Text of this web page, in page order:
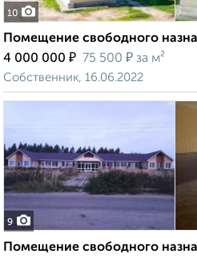
10
Помещение свободного
4 000 000 ₽ 75 500 ₽ за м²
Собственник, 16.06.2022
9
Помещение свободного